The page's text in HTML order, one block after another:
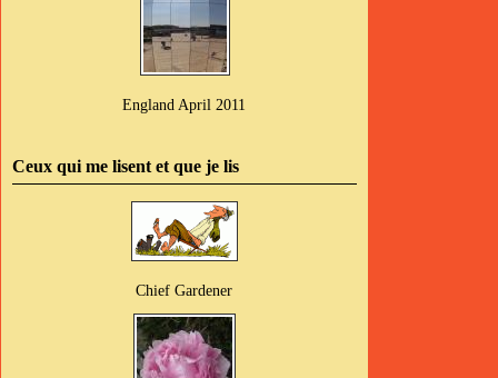
England April 2011
Ceux qui me lisent et que je lis
Chief Gardener